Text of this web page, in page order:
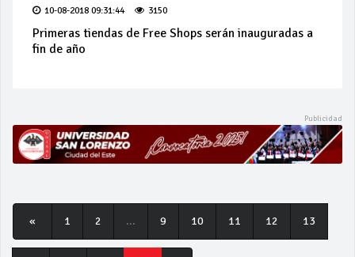
10-08-2018 09:31:44 3150
Primeras tiendas de Free Shops serán inauguradas a
fin de año
« 1 2 ... 9 10 11 12 13